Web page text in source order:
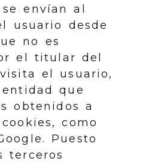
envían al
usuario desde
no es
el titular del
el usuario,
que
obtenidos a
como
Puesto
terceros